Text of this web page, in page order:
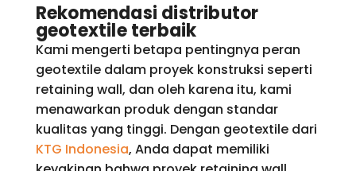
Rekomendasi distributor
geotextile terbaik
Kami mengerti betapa pentingnya peran
geotextile dalam proyek konstruksi seperti
retaining wall, dan oleh karena itu, kami
menawarkan produk dengan standar
kualitas yang tinggi. Dengan geotextile dari
KTG Indonesia, Anda dapat memiliki